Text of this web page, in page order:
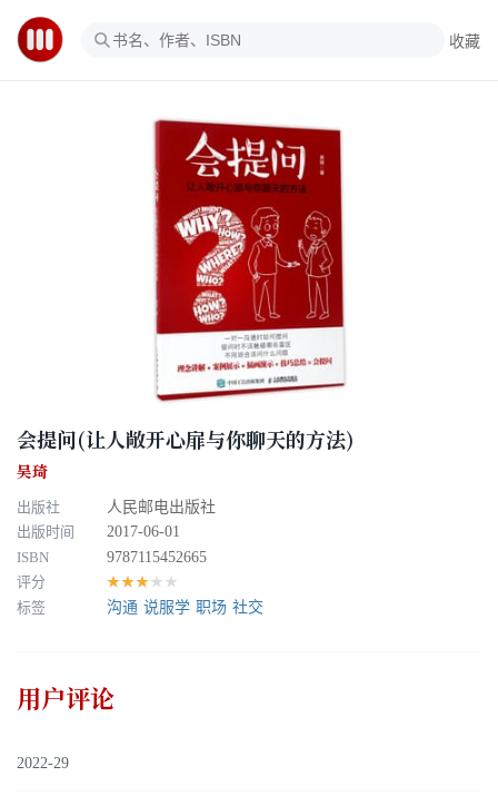
收藏
会提问(让人敞开心扉与你聊天的方法)
吴琦
出版社
人民邮电出版社
出版时间
2017-06-01
ISBN
9787115452665
评分
★★★★★
标签 沟通 说服学 职场 社交
用户评论
2022-29